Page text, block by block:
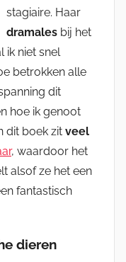
stagiaire. Haar
dramales bij het
ik niet snel
betrokken alle
dit
hoe ik genoot
dit boek zit veel
, waardoor het
alsof ze het een
fantastisch
dieren